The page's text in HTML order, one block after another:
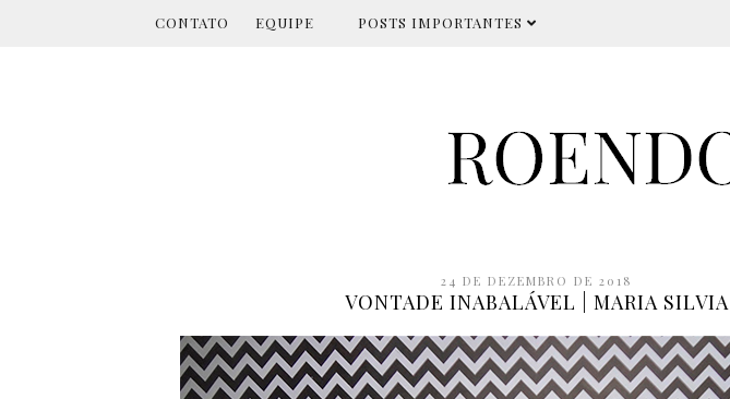
CONTATO EQUIPE POSTS IMPORTANTES
24 DE DEZEMBRO DE 2018
VONTADE INABALÁVEL | MARIA SILVIA